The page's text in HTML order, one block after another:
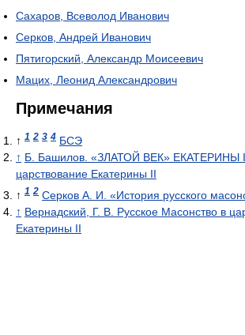
Сахаров, Всеволод Иванович
Серков, Андрей Иванович
Пятигорский, Александр Моисеевич
Мацих, Леонид Александрович
Примечания
↑ 1 2 3 4 БСЭ
↑ Б. Башилов. «ЗЛАТОЙ ВЕК» ЕКАТЕРИНЫ
царствование Екатерины II
↑ 1 2 Серков А. И. «История русского
↑ Вернадский, Г. В. Русское Масонство в
Екатерины II